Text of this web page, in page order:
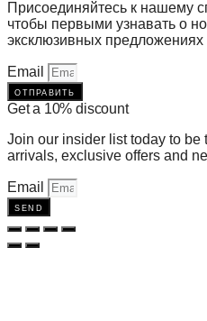
Присоединяйтесь к нашему
чтобы первыми узнавать о
эксклюзивных предложениях
Email
отправить
Get a 10% discount
Join our insider list today to be
arrivals, exclusive offers and
Email
send